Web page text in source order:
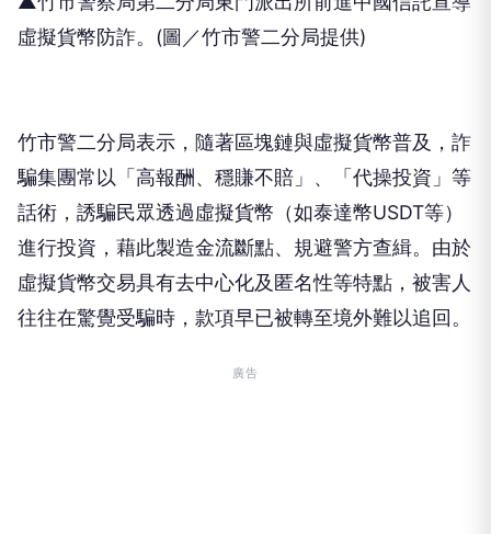
虛擬貨幣防詐。(圖／竹市警二分局提供)
竹市警二分局表示，隨著區塊鏈與虛擬貨幣普及，詐
騙集團常以「高報酬、穩賺不賠」、「代操投資」等
話術，誘騙民眾透過虛擬貨幣（如泰達幣USDT等）
進行投資，藉此製造金流斷點、規避警方查緝。由於
虛擬貨幣交易具有去中心化及匿名性等特點，被害人
往往在驚覺受騙時，款項早已被轉至境外難以追回。
廣告